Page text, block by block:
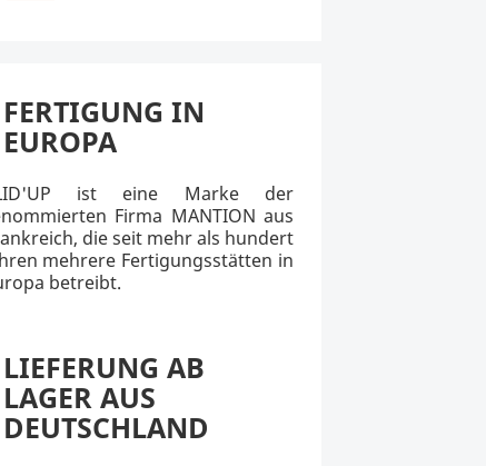
FERTIGUNG IN
EUROPA
ist eine Marke der
Firma MANTION aus
die seit mehr als hundert
mehrere Fertigungsstätten in
betreibt.
LIEFERUNG AB
LAGER AUS
DEUTSCHLAND